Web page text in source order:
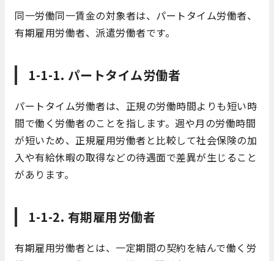
同一労働同一賃金の対象者は、パートタイム労働者、
有期雇用労働者、派遣労働者です。
1-1-1. パートタイム労働者
パートタイム労働者は、正規の労働時間よりも短い時
間で働く労働者のことを指します。週や月の労働時間
が短いため、正規雇用労働者と比較して社会保険の加
入や有給休暇の取得などの待遇面で差異が生じること
があります。
1-1-2. 有期雇用労働者
有期雇用労働者とは、一定期間の契約を結んで働く労